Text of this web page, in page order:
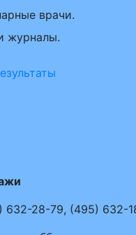
врачи.
журналы.
632-28-79, (495) 632-